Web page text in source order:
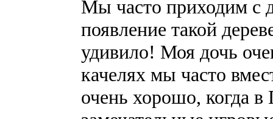
Мы часто приходим с
появление такой
удивило! Моя дочь
качелях мы часто
очень хорошо, когда в